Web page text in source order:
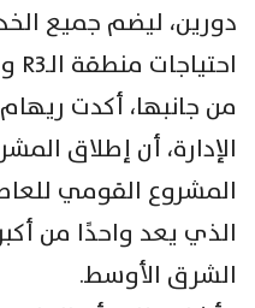
دورين، ليضم جميع
احتياجات منطقة الـR3 والمناطق المحيطة.
من جانبها، أكدت
الإدارة، أن إطلاق
المشروع القومي
الذي يعد واحدًا من
الشرق الأوسط.